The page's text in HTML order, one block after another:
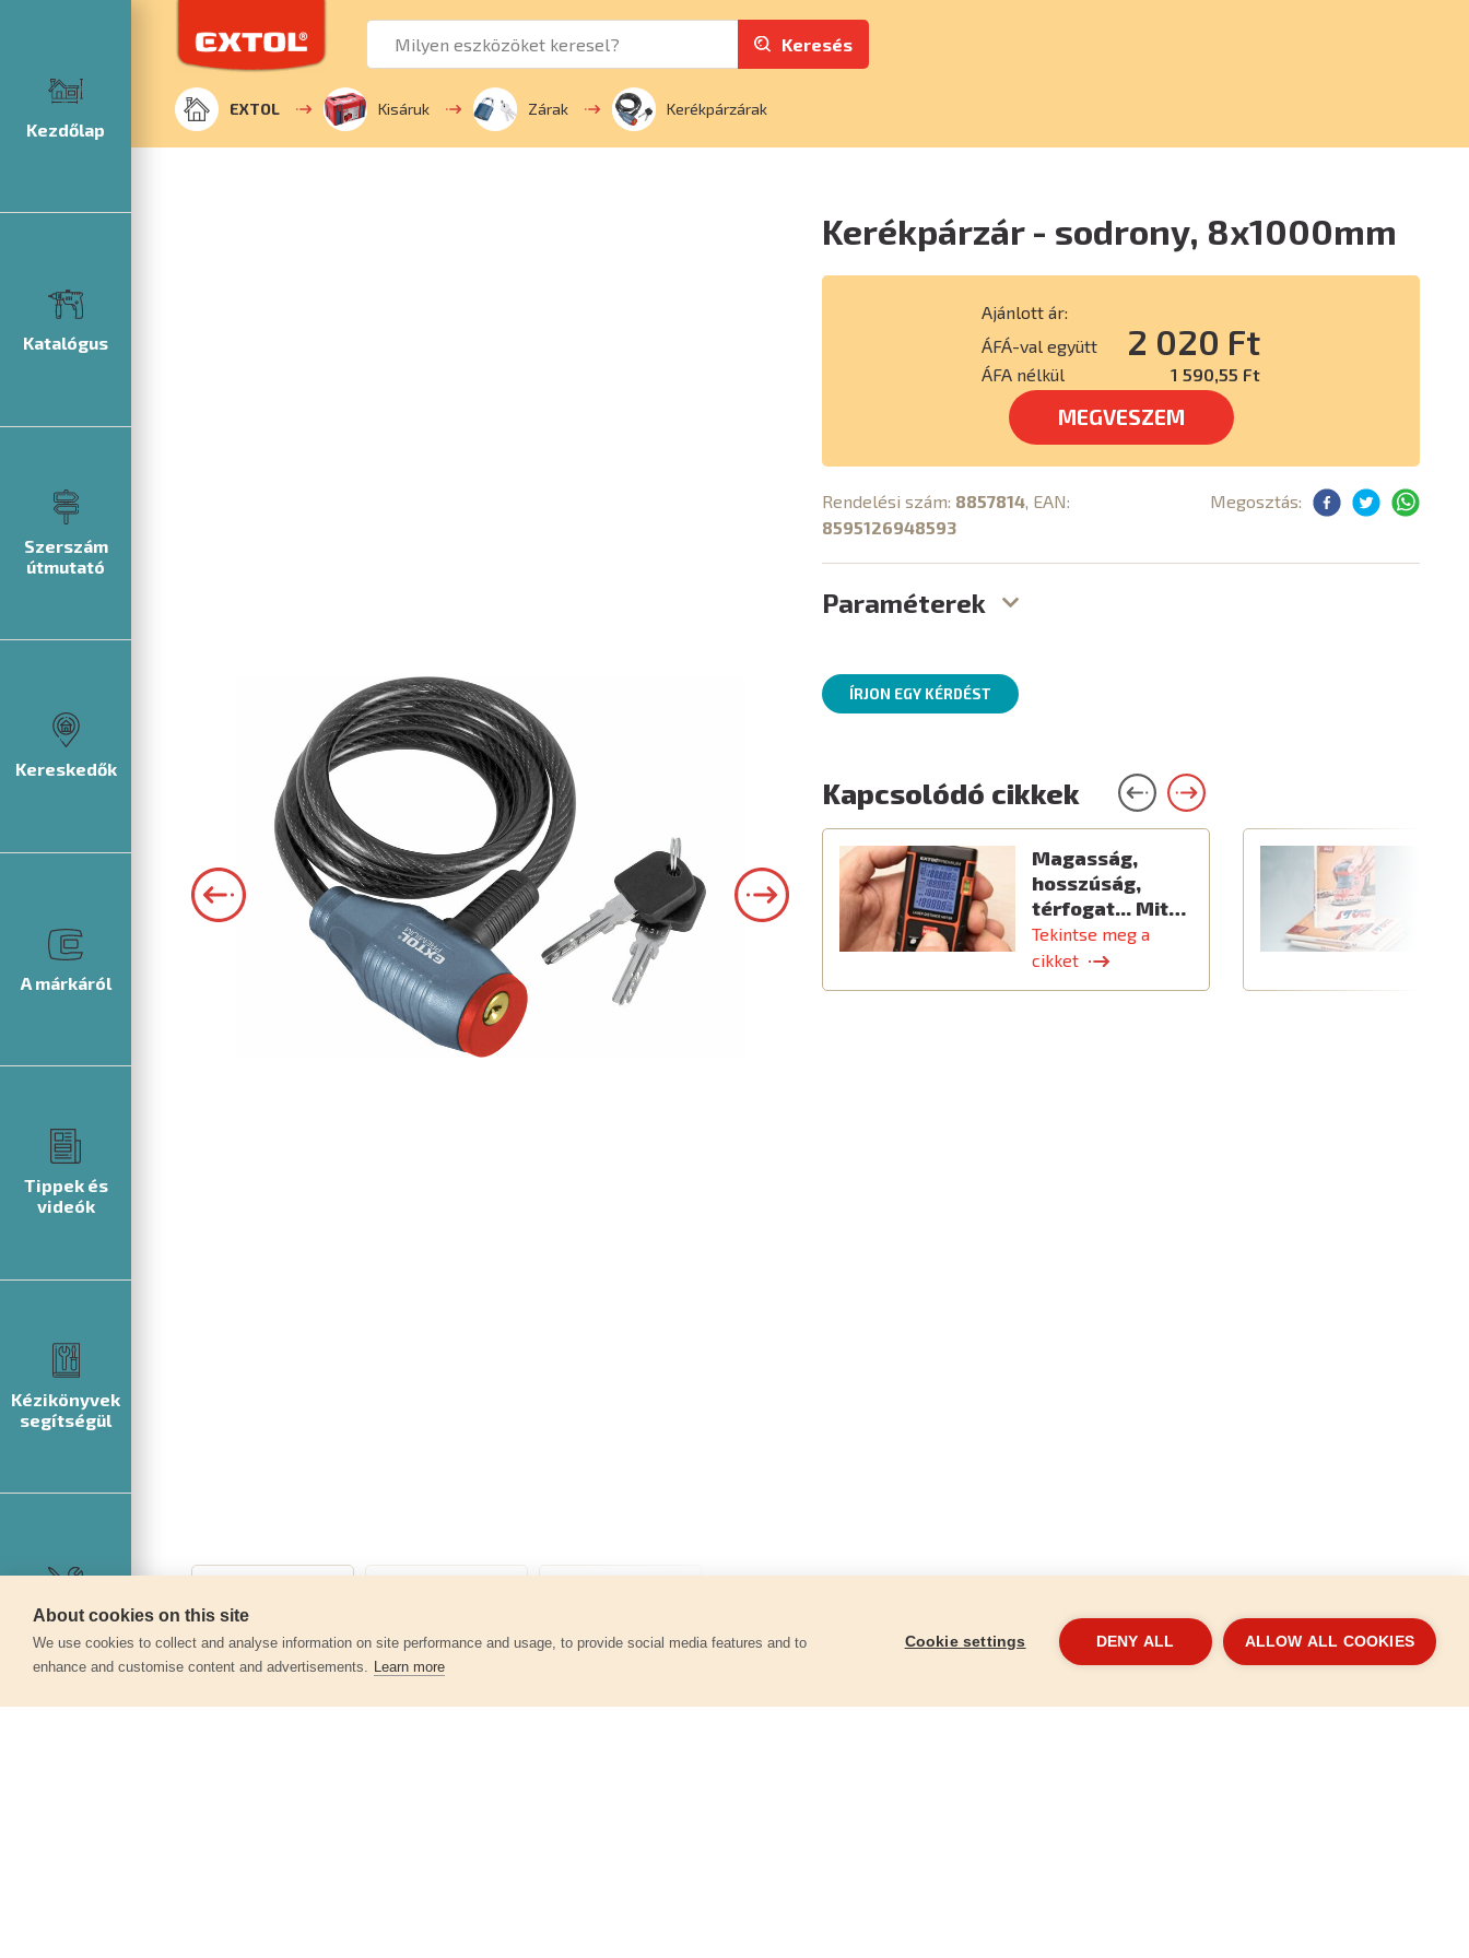
Kezdőlap
Katalógus
Szerszám
útmutató
Kereskedők
A márkáról
Tippek és
videók
Kézikönyvek
segítségül
Szerviz
Keresés
EXTOL Kisáruk Zárak Kerékpárzárak
Kerékpárzár - sodrony, 8x1000mm
Ajánlott ár:
ÁFÁ-val együtt
2 020 Ft
ÁFA nélkül 1 590,55 Ft
MEGVESZEM
Rendelési szám: 8857814, EAN:
8595126948593
Megosztás:
Paraméterek
ÍRJON EGY KÉRDÉST
Kapcsolódó cikkek
Magasság,
hosszúság,
térfogat... Mit…
Tekintse meg a
cikket
About cookies on this site
We use cookies to collect and analyse information on site performance and usage, to provide social media features and to
enhance and customise content and advertisements. Learn more
Cookie settings DENY ALL ALLOW ALL COOKIES